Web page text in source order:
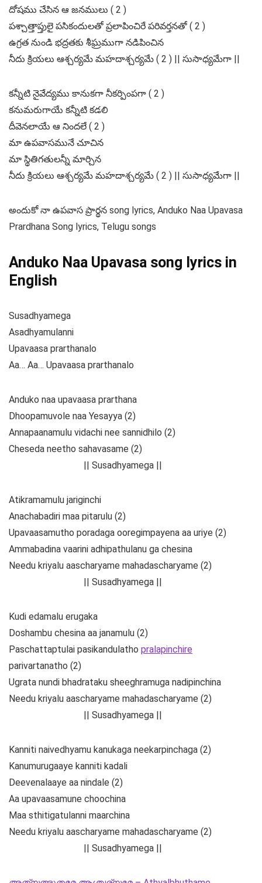
దోషము చేసిన ఆ జనములు ( 2 )
పశ్చాత్తాప్తులై పసికందులతో ప్రలాపించిరే పరివర్తనతో ( 2 )
ఉగ్రత నుండి భద్రతకు శీఘ్రముగా నడిపించిన
నీదు క్రియలు ఆశ్చర్యమే మహదాశ్చర్యమే ( 2 ) || సుసాధ్యమేగా ||
కన్నీటి నైవేద్యము కానుకగా నీకర్పింపగా ( 2 )
కనుమరుగాయే కన్నీటి కడలి
దీవెనలాయే ఆ నిందలే ( 2 )
మా ఉపవాసమునే చూచిన
మా స్థితిగతులన్నీ మార్చిన
నీదు క్రియలు ఆశ్చర్యమే మహదాశ్చర్యమే ( 2 ) || సుసాధ్యమేగా ||
అందుకో నా ఉపవాస ప్రార్థన song lyrics, Anduko Naa Upavasa
Prardhana Song lyrics, Telugu songs
Anduko Naa Upavasa song lyrics in
English
Susadhyamega
Asadhyamulanni
Upavaasa prarthanalo
Aa… Aa… Upavaasa prarthanalo
Anduko naa upavaasa prarthana
Dhoopamuvole naa Yesayya (2)
Annapaanamulu vidachi nee sannidhilo (2)
Cheseda neetho sahavasame (2)
|| Susadhyamega ||
Atikramamulu jariginchi
Anachabadiri maa pitarulu (2)
Upavaasamutho poradaga ooregimpayena aa uriye (2)
Ammabadina vaarini adhipathulanu ga chesina
Needu kriyalu aascharyame mahadascharyame (2)
|| Susadhyamega ||
Kudi edamalu erugaka
Doshambu chesina aa janamulu (2)
Paschattaptulai pasikandulatho pralapinchire
parivartanatho (2)
Ugrata nundi bhadrataku sheeghramuga nadipinchina
Needu kriyalu aascharyame mahadascharyame (2)
|| Susadhyamega ||
Kanniti naivedhyamu kanukaga neekarpinchaga (2)
Kanumurugaaye kanniti kadali
Deevenalaaye aa nindale (2)
Aa upavaasamune choochina
Maa sthitigatulanni maarchina
Needu kriyalu aascharyame mahadascharyame (2)
|| Susadhyamega ||